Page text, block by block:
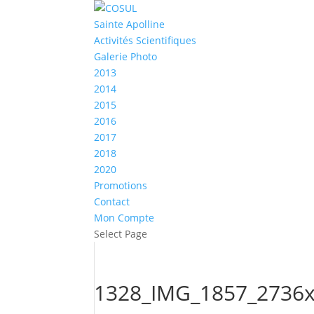
Sainte Apolline
Activités Scientifiques
Galerie Photo
2013
2014
2015
2016
2017
2018
2020
Promotions
Contact
Mon Compte
Select Page